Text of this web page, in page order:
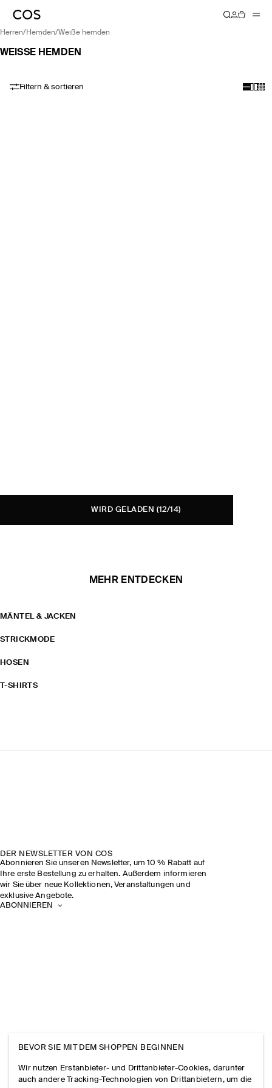
herren/ hemden/ weiße hemden
WEISSE HEMDEN
Filtern & sortieren
WIRD GELADEN (12/14)
MEHR ENTDECKEN
MÄNTEL & JACKEN
STRICKMODE
HOSEN
T-SHIRTS
DER NEWSLETTER VON COS
Abonnieren Sie unseren Newsletter, um 10 % Rabatt auf
Ihre erste Bestellung zu erhalten. Außerdem informieren
wir Sie über neue Kollektionen, Veranstaltungen und
exklusive Angebote.
ABONNIEREN
BEVOR SIE MIT DEM SHOPPEN BEGINNEN
Wir nutzen Erstanbieter- und Drittanbieter-Cookies, darunter
auch andere Tracking-Technologien von Drittanbietern, um die